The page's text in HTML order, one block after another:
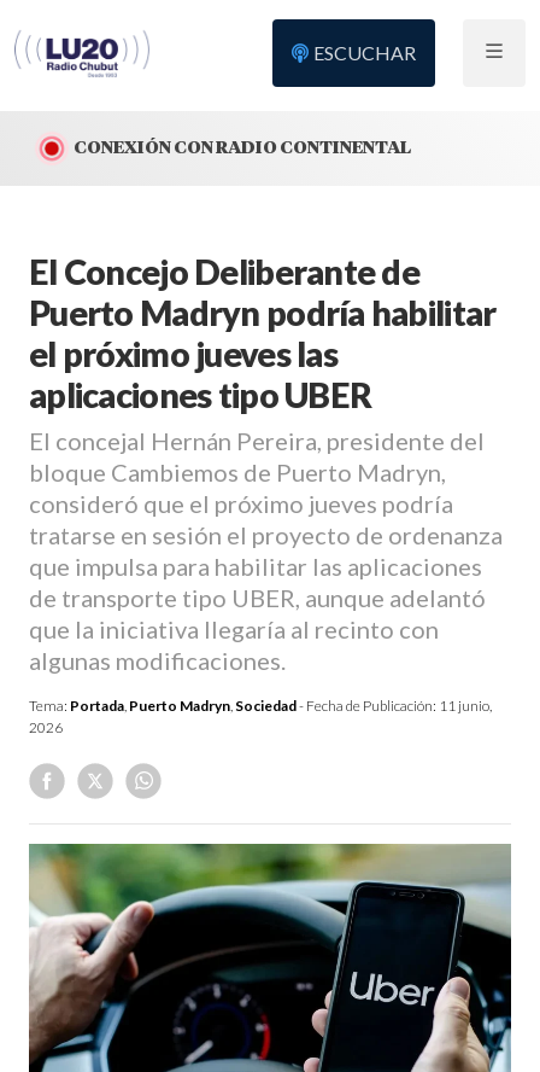
ESCUCHAR
CONEXIÓN CON RADIO CONTINENTAL
El Concejo Deliberante de
Puerto Madryn podría habilitar
el próximo jueves las
aplicaciones tipo UBER
El concejal Hernán Pereira, presidente del
bloque Cambiemos de Puerto Madryn,
consideró que el próximo jueves podría
tratarse en sesión el proyecto de ordenanza
que impulsa para habilitar las aplicaciones
de transporte tipo UBER, aunque adelantó
que la iniciativa llegaría al recinto con
algunas modificaciones.
Tema: Portada, Puerto Madryn, Sociedad- Fecha de Publicación: 11 junio,
2026